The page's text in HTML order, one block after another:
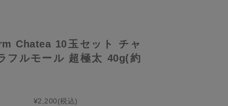
Chatea 10玉セット チャ
フルモール 超極太 40g(約
¥2,200(税込)